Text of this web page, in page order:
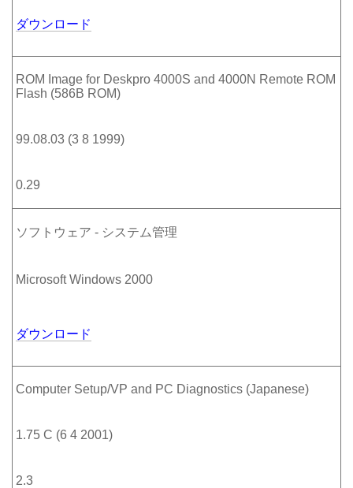
ダウンロード
ROM Image for Deskpro 4000S and 4000N Remote ROM
Flash (586B ROM)
99.08.03 (3 8 1999)
0.29
ソフトウェア - システム管理
Microsoft Windows 2000
ダウンロード
Computer Setup/VP and PC Diagnostics (Japanese)
1.75 C (6 4 2001)
2.3